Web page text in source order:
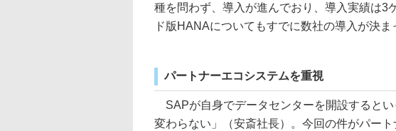
種を問わず、導入が進んでおり、導入実績は3
ド版HANAについてもすでに数社の導入が決ま
パートナーエコシステムを重視
SAPが自身でデータセンターを開設すると
変わらない」（安斎社長）。今回の件がパー